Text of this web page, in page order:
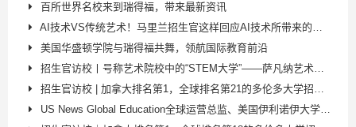
百所世界名校来到瑞得福，带来最新资讯
AI技术VS传统艺术！马里兰招生官这样回应AI技术所带来的冲击
美国华盛顿学院与瑞得福共舞，领航国际教育前沿
招生官访校丨号称艺术院校中的“STEM大学”——萨凡纳艺术与设计学院
招生官访校 | 加拿大排名第1，全球排名第21的多伦多大学招生官二度参访瑞得福，为学子们答疑解惑，分享申请秘笈
US News Global Education全球运营总监、美国伊利诺伊大学芝加哥分校招生官、美国贡萨加大学招生官来访